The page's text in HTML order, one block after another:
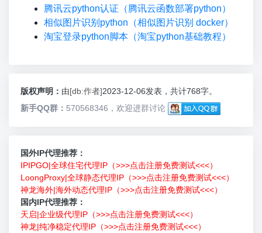
腾讯云python认证（腾讯云函数部署python）
相似图片识别python（相似图片识别 docker）
淘宝登录python脚本（淘宝python基础教程）
版权声明： 由[db:作者]2023-12-06发表，共计768字。
新手QQ群： 570568346，欢迎进群讨论
国外IP代理推荐：
IPIPGO|全球住宅代理IP（>>>点击注册免费测试<<<）
LoongProxy|全球静态代理IP（>>>点击注册免费测试<<<）
神龙海外|海外动态代理IP（>>>点击注册免费测试<<<）
国内IP代理推荐：
天启|企业级代理IP（>>>点击注册免费测试<<<）
神龙|纯净稳定代理IP（>>>点击注册免费测试<<<）